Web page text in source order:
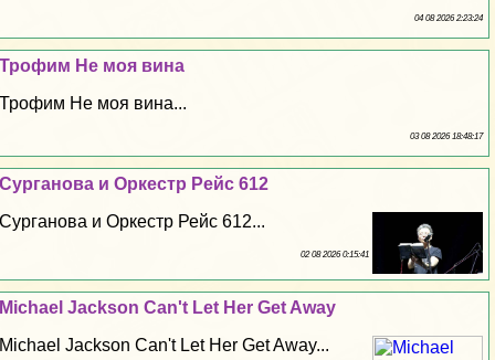
04 08 2026 2:23:24
Трофим Не моя вина
Трофим Не моя вина...
03 08 2026 18:48:17
Сурганова и Оркестр Рейс 612
Сурганова и Оркестр Рейс 612...
02 08 2026 0:15:41
Michael Jackson Can't Let Her Get Away
Michael Jackson Can't Let Her Get Away...